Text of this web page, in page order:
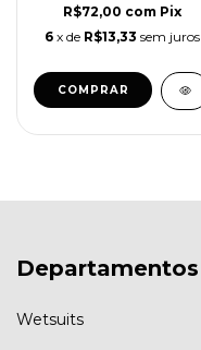
R$72,00 com Pix
6 x de R$13,33 sem juros
COMPRAR
Departamentos
Wetsuits